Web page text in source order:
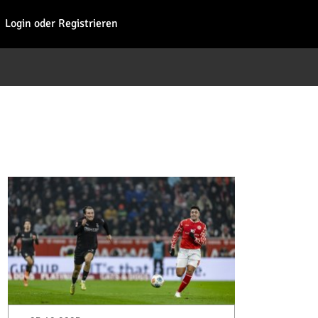
Login oder Registrieren